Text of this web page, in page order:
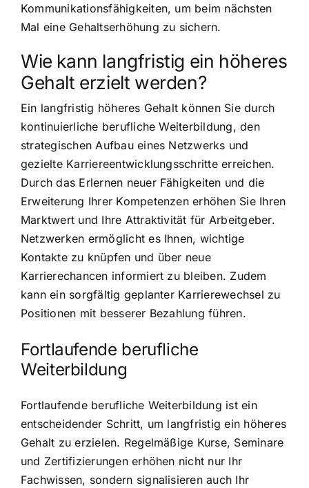
Kommunikationsfähigkeiten, um beim nächsten
Mal eine Gehaltserhöhung zu sichern.
Wie kann langfristig ein höheres
Gehalt erzielt werden?
Ein langfristig höheres Gehalt können Sie durch
kontinuierliche berufliche Weiterbildung, den
strategischen Aufbau eines Netzwerks und
gezielte Karriereentwicklungsschritte erreichen.
Durch das Erlernen neuer Fähigkeiten und die
Erweiterung Ihrer Kompetenzen erhöhen Sie Ihren
Marktwert und Ihre Attraktivität für Arbeitgeber.
Netzwerken ermöglicht es Ihnen, wichtige
Kontakte zu knüpfen und über neue
Karrierechancen informiert zu bleiben. Zudem
kann ein sorgfältig geplanter Karrierewechsel zu
Positionen mit besserer Bezahlung führen.
Fortlaufende berufliche
Weiterbildung
Fortlaufende berufliche Weiterbildung ist ein
entscheidender Schritt, um langfristig ein höheres
Gehalt zu erzielen. Regelmäßige Kurse, Seminare
und Zertifizierungen erhöhen nicht nur Ihr
Fachwissen, sondern signalisieren auch Ihr